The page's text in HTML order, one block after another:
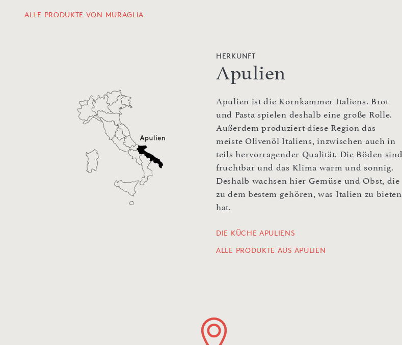
ALLE PRODUKTE VON MURAGLIA
HERKUNFT
Apulien
Apulien ist die Kornkammer Italiens. Brot
und Pasta spielen deshalb eine große Rolle.
Außerdem produziert diese Region das
meiste Olivenöl Italiens, inzwischen auch in
teils hervorragender Qualität. Die Böden sind
fruchtbar und das Klima warm und sonnig.
Deshalb wachsen hier Gemüse und Obst, die
zu dem bestem gehören, was Italien zu bieten
hat.
DIE KÜCHE APULIENS
ALLE PRODUKTE AUS APULIEN